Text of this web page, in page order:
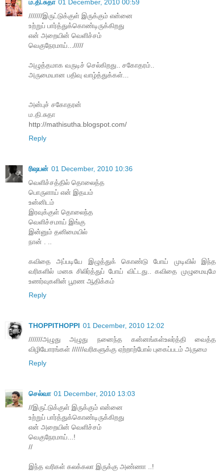
ம.தி.சுதா 01 December, 2010 00:59
///////இருட்டுக்குள் இருக்கும் என்னை
உற்றுப் பார்த்துக்கொண்டிருக்கிறது
என் அறையின் வெளிச்சம்
வெகுநேரமாய்.../////
அழுத்தமாக வருடிச் செல்கிறது.. சகோதரம்..
அருமையான பதிவு வாழ்த்துக்கள்...
அன்புச் சகோதரன்
ம.தி.சுதா
http://mathisutha.blogspot.com/
Reply
ரிஷபன் 01 December, 2010 10:36
வெளிச்சத்தில் தொலைத்த
பொருளாய் என் இதயம்
உன்னிடம்
இரவுக்குள் தொலைந்த
வெளிச்சமாய் இங்கு
இன்னும் தனிமையில்
நான் . ..
கவிதை அப்படியே இழுத்துக் கொண்டு போய் முடிவில் இந்த
வரிகளில் மனசு சிலிர்த்துப் போய் விட்டது.. கவிதை முழுமையுமே
உணர்வுகளின் பூரண ஆதிக்கம்
Reply
THOPPITHOPPI 01 December, 2010 12:02
///////அழுது அழுது நனைந்த கன்னங்கள்உலர்த்தி வைத்த
விழியோரங்கள் //////வரிகளுக்கு ஏற்றாற்போல் புகைப்படம் அருமை
Reply
செல்வா 01 December, 2010 13:03
//இருட்டுக்குள் இருக்கும் என்னை
உற்றுப் பார்த்துக்கொண்டிருக்கிறது
என் அறையின் வெளிச்சம்
வெகுநேரமாய்...!
//
இந்த வரிகள் கலக்கலா இருக்கு அண்ணா ..!